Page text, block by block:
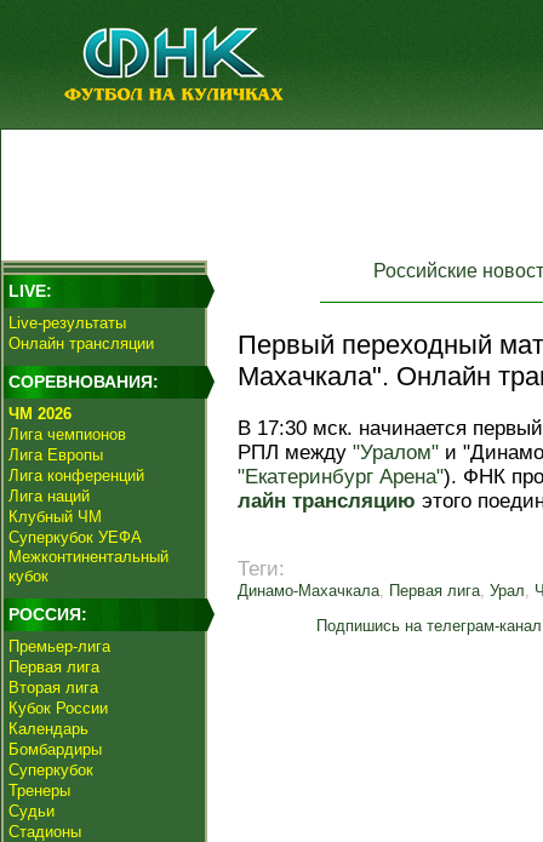
LIVE:
Live-результаты
Онлайн трансляции
СОРЕВНОВАНИЯ:
ЧМ 2026
Лига чемпионов
Лига Европы
Лига конференций
Лига наций
Клубный ЧМ
Суперкубок УЕФА
Межконтинентальный
кубок
РОССИЯ:
Премьер-лига
Первая лига
Вторая лига
Кубок России
Календарь
Бомбардиры
Суперкубок
Тренеры
Судьи
Стадионы
Российские
Первый переходный
Махачкала". Онлайн
В 17:30 мск. начинается
РПЛ между "Уралом" и
"Екатеринбург Арена"). ФНК
лайн трансляцию этого
Теги:
Динамо-Махачкала, Первая лига, Урал,
Подпишись на телеграм-